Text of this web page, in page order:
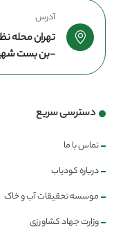
آدرس
تهران محله
-بن بست
دسترسی سریع
تماس با ما
درباره کودیاب
موسسه تحقیقات آب و خاک
وزارت جهاد کشاورزی